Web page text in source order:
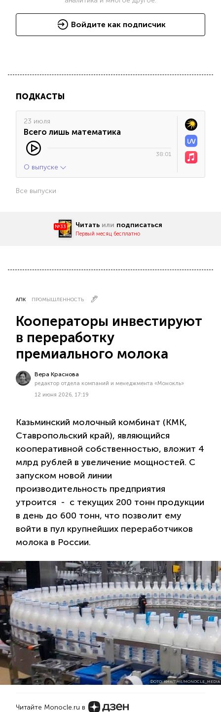
Войдите как подписчик
ПОДКАСТЫ
23 июля
Всего лишь математика
38:01
О выпуске
Все выпуски
№33 Читать или подписаться
Первый месяц бесплатно
АПК ПРОМЫШЛЕННОСТЬ
Кооператоры инвестируют
в переработку
премиального молока
Вера Краснова
редактор отдела компаний и менеджмента «Монокль»
12 июня 2026, 17:19
Казьминский молочный комбинат (КМК,
Ставропольский край), являющийся
кооперативной собственностью, вложит 4
млрд рублей в увеличение мощностей. С
запуском новой линии
производительность предприятия
утроится - с текущих 200 тонн продукции
в день до 600 тонн, что позволит ему
войти в пул крупнейших переработчиков
молока в России.
ФОТО: КМК/T.ME/MONOCLE_MEDIA
Читайте Monocle.ru в